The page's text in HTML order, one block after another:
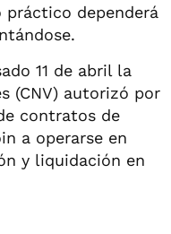
dependerá
11 de abril la
(CNV) autorizó por
contratos de
a operarse en
y liquidación en